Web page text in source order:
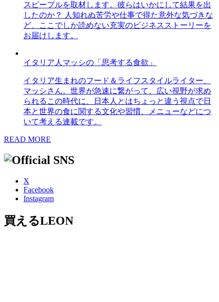
スピープルを取材します。彼らはいかにして結果を出
したのか？ 人知れぬ苦労や仕事で得た意外な気づきな
ど、ここでしか読めない充実のビジネスストーリーを
お届けします。
イタリア人マッシの「思考する食欲」
イタリア生まれのフード＆ライフスタイルライター、
マッシさん。世界が急速に繋がって、広い視野が求め
られるこの時代に、日本人とはちょっと違う視点で日
本と世界の食に関する文化や習慣、メニューなどにつ
いて考える連載です。
READ MORE
X
Facebook
Instagram
買えるLEON